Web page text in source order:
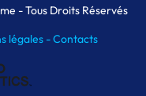
- Tous Droits Réservés
légales -Contacts